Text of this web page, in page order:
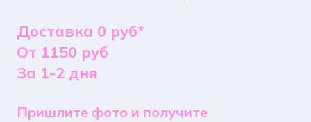
Доставка 0 руб*
От 1150 руб
За 1-2 дня
Пришлите фото и получите